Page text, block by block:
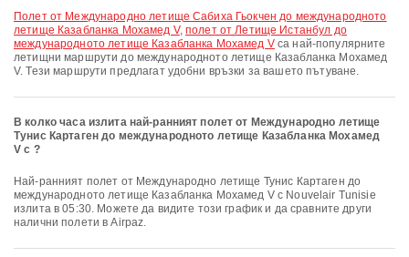
полет от Международно летище Сабиха Гьокчен до международното
летище Казабланка Мохамед V,полет от Летище Истанбул до
международното летище Казабланка Мохамед Vса най-популярните
летищни маршрути до международното летище Казабланка Мохамед
V. Тези маршрути предлагат удобни връзки за вашето пътуване.
В колко часа излита най-ранният полет от Международно летище
Тунис Картаген до международното летище Казабланка Мохамед
V с ?
Най-ранният полет от Международно летище Тунис Картаген до
международното летище Казабланка Мохамед V с Nouvelair Tunisie
излита в 05:30. Можете да видите този график и да сравните други
налични полети в Airpaz.